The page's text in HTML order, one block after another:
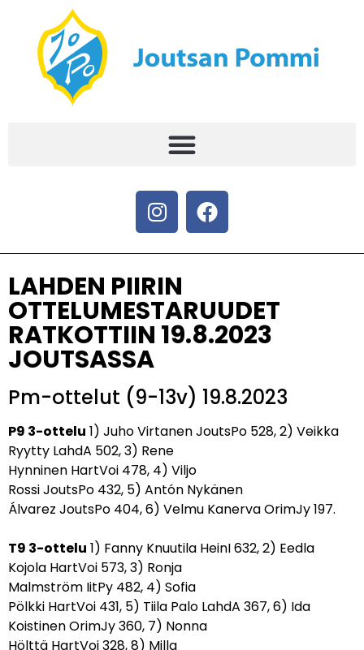
LAHDEN PIIRIN
OTTELUMESTARUUDET
RATKOTTIIN 19.8.2023
JOUTSASSA
Pm-ottelut (9-13v) 19.8.2023
P9 3-ottelu 1) Juho Virtanen JoutsPo 528, 2) Veikka
Ryytty LahdA 502, 3) Rene
Hynninen HartVoi 478, 4) Viljo
Rossi JoutsPo 432, 5) Antón Nykänen
Álvarez JoutsPo 404, 6) Velmu Kanerva OrimJy 197.
T9 3-ottelu 1) Fanny Knuutila HeinI 632, 2) Eedla
Kojola HartVoi 573, 3) Ronja
Malmström IitPy 482, 4) Sofia
Pölkki HartVoi 431, 5) Tiila Palo LahdA 367, 6) Ida
Koistinen OrimJy 360, 7) Nonna
Hölttä HartVoi 328, 8) Milla